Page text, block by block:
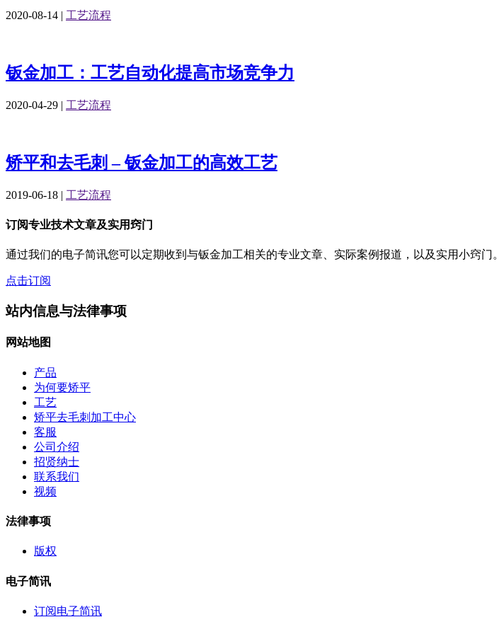
2020-08-14 | 工艺流程
钣金加工：工艺自动化提高市场竞争力
2020-04-29 | 工艺流程
矫平和去毛刺 – 钣金加工的高效工艺
2019-06-18 | 工艺流程
订阅专业技术文章及实用窍门
通过我们的电子简讯您可以定期收到与钣金加工相关的专业文章、实际案例报道，以及实用小窍门。
点击订阅
站内信息与法律事项
网站地图
产品
为何要矫平
工艺
矫平去毛刺加工中心
客服
公司介绍
招贤纳士
联系我们
视频
法律事项
版权
电子简讯
订阅电子简讯